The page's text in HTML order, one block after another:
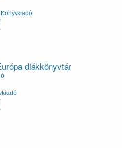
diákkönyvtár